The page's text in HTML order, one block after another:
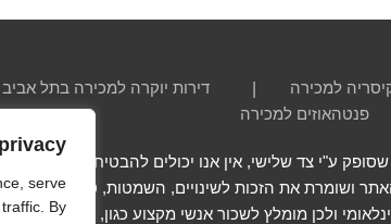
serve
By
למכירה דירות יוקרה למכירה בתל אביב
פנטהאוזים למכירה
ע"י צד שלישי, אין אנו יכולים להבטיח שהוא
ושומרת את הזכות לשינויים, השמטות, טעויות, כולל
ולכן מומלץ לשכור אנשי מקצוע כגון, שמאי,